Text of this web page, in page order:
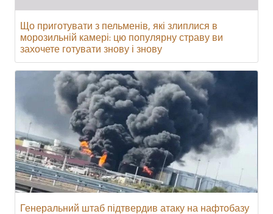
Що приготувати з пельменів, які злиплися в
морозильній камері: цю популярну страву ви
захочете готувати знову і знову
Генеральний штаб підтвердив атаку на нафтобазу